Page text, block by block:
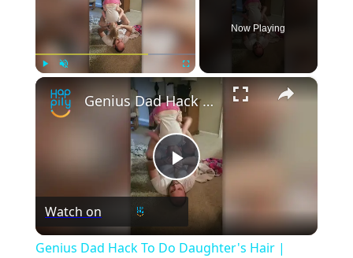
Fullscreen
Now Playing
×
Play
Video
Genius Dad Hack To Do Daughter's Hair | Happily TV
Watch on
Genius Dad Hack To Do Daughter's Hair |